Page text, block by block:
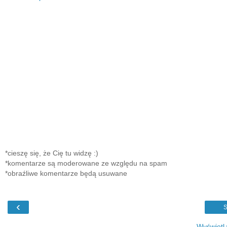
*cieszę się, że Cię tu widzę :)
*komentarze są moderowane ze względu na spam
*obraźliwe komentarze będą usuwane
‹